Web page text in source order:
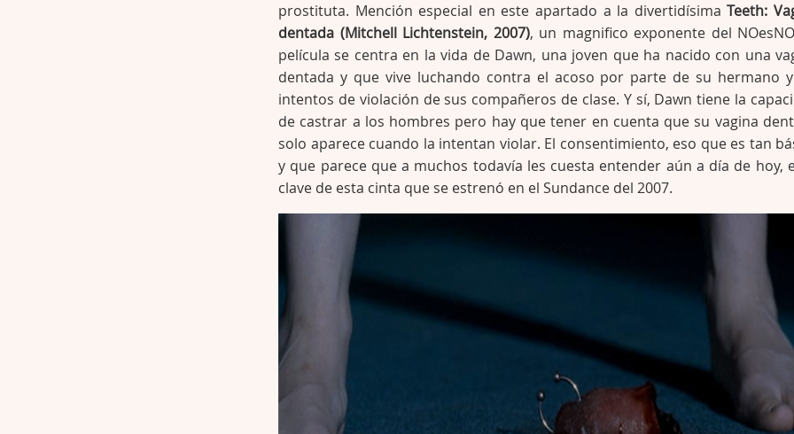
prostituta. Mención especial en este apartado a la divertidísimaTeeth:
dentada (Mitchell Lichtenstein, 2007), un magnifico exponente del
película se centra en la vida de Dawn, una joven que ha nacido con una
dentada y que vive luchando contra el acoso por parte de su hermano
intentos de violación de sus compañeros de clase. Y sí, Dawn tiene la
de castrar a los hombres pero hay que tener en cuenta que su vagina
solo aparece cuando la intentan violar. El consentimiento, eso que es tan
y que parece que a muchos todavía les cuesta entender aún a día de hoy,
clave de esta cinta que se estrenó en el Sundance del 2007.